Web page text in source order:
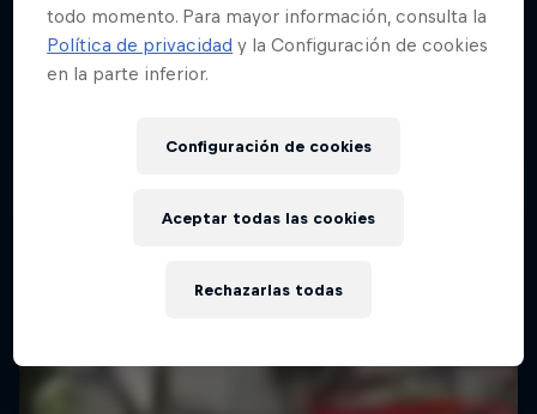
todo momento. Para mayor información, consulta la
Política de privacidad y la Configuración de cookies
en la parte inferior.
Configuración de cookies
Rechazarlas todas
Aceptar todas las cookies